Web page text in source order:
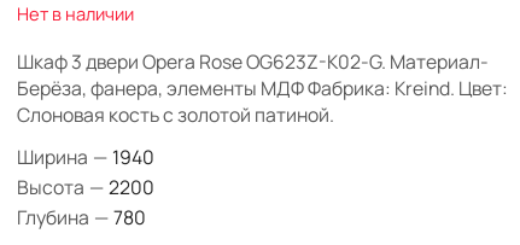
Нет в наличии
Шкаф 3 двери Opera Rose OG623Z-K02-G. Материал-
Берёза, фанера, элементы МДФ Фабрика: Kreind. Цвет:
Слоновая кость с золотой патиной.
Ширина — 1940
Высота —2200
Глубина —780